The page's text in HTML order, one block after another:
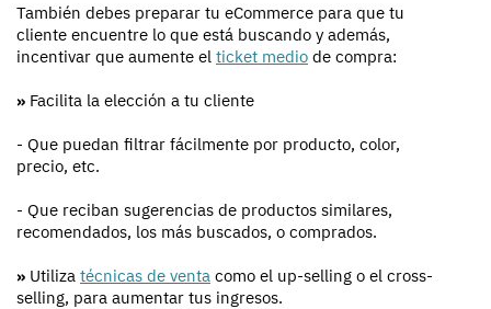
También debes preparar tu eCommerce para que tu
cliente encuentre lo que está buscando y además,
incentivar que aumente el ticket medio de compra:
» Facilita la elección a tu cliente
- Que puedan filtrar fácilmente por producto, color,
precio, etc.
- Que reciban sugerencias de productos similares,
recomendados, los más buscados, o comprados.
» Utiliza técnicas de venta como el up-selling o el cross-
selling, para aumentar tus ingresos.